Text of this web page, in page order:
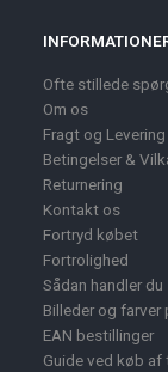
Ofte stillede
Om os
Fragt og Levering
Betingelser &
Returnering
Kontakt os
Fortryd købet
Fortrolighed
Sådan handler du
Billeder og farver
EAN bestillinger
Guide ved køb